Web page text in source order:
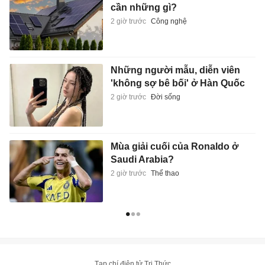
cần những gì?
2 giờ trước Công nghệ
Những người mẫu, diễn viên
'không sợ bê bối' ở Hàn Quốc
2 giờ trước Đời sống
Mùa giải cuối của Ronaldo ở
Saudi Arabia?
2 giờ trước Thể thao